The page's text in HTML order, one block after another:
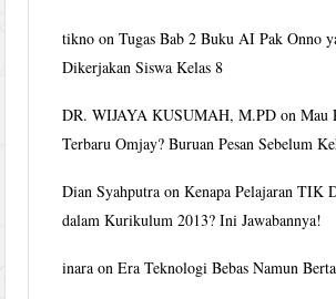
tikno onTugas Bab 2 Buku AI Pak Onno
Dikerjakan Siswa Kelas 8
DR. WIJAYA KUSUMAH, M.PD onMau
Terbaru Omjay? Buruan Pesan Sebelum
Dian Syahputra onKenapa Pelajaran TIK
dalam Kurikulum 2013? Ini Jawabannya!
inara onEra Teknologi Bebas Namun